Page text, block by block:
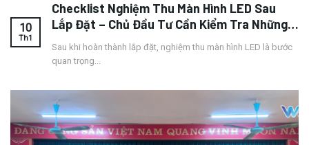
Checklist Nghiệm Thu Màn Hình LED Sau
Lắp Đặt – Chủ Đầu Tư Cần Kiểm Tra Những
Sau khi hoàn thành lắp đặt, nghiệm thu màn hình LED là bước
quan trọng...
10
Th1